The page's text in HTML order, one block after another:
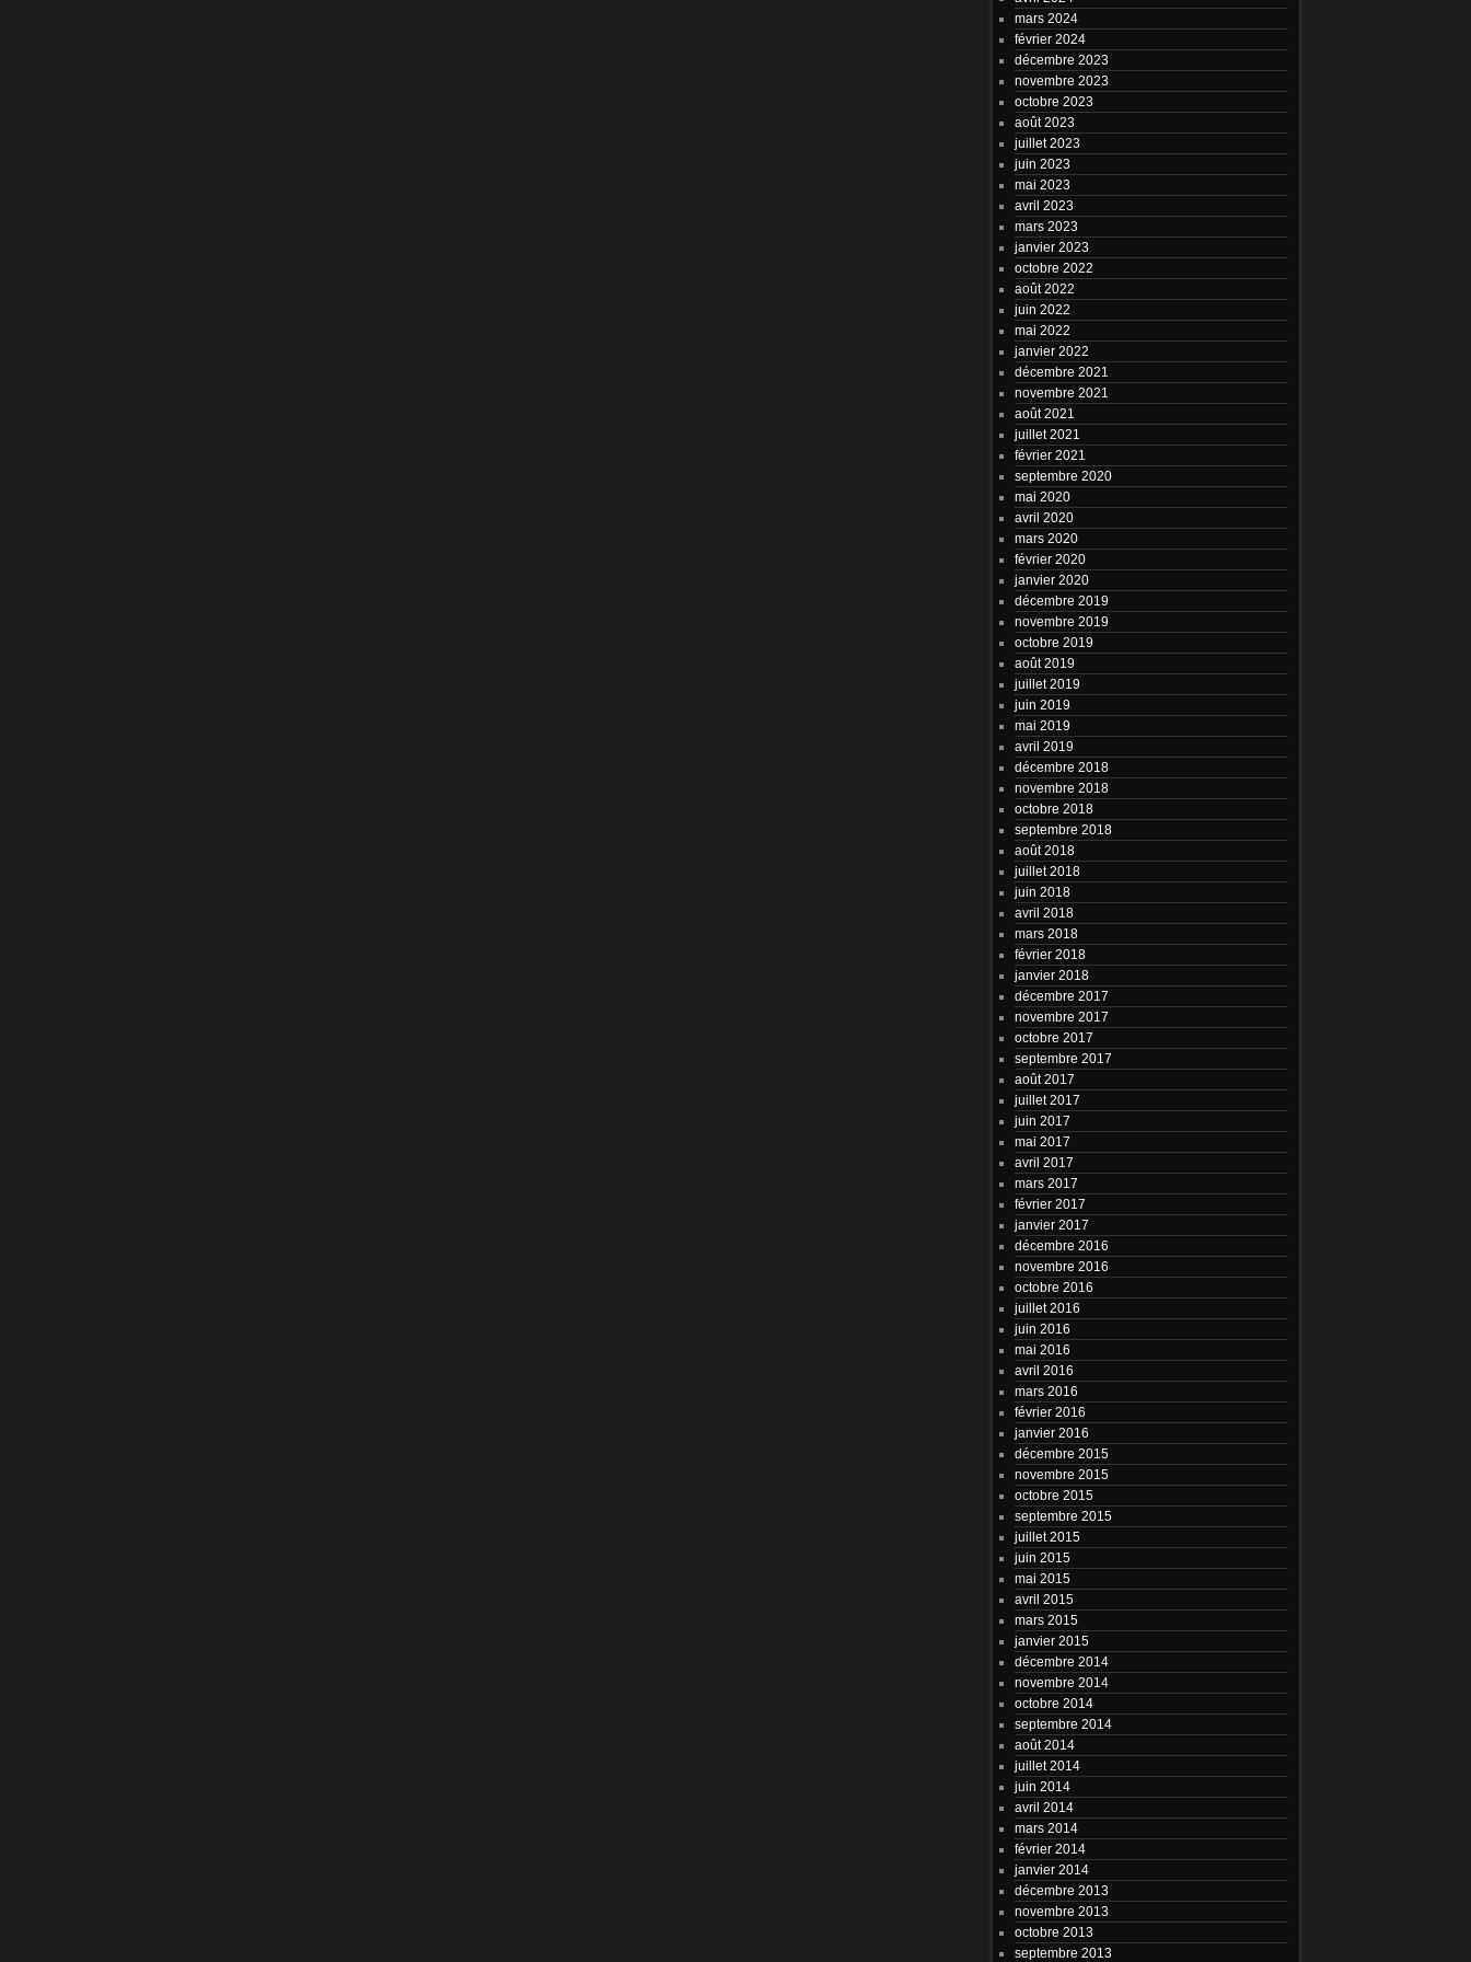
mars 2024
février 2024
décembre 2023
novembre 2023
octobre 2023
août 2023
juillet 2023
juin 2023
mai 2023
avril 2023
mars 2023
janvier 2023
octobre 2022
août 2022
juin 2022
mai 2022
janvier 2022
décembre 2021
novembre 2021
août 2021
juillet 2021
février 2021
septembre 2020
mai 2020
avril 2020
mars 2020
février 2020
janvier 2020
décembre 2019
novembre 2019
octobre 2019
août 2019
juillet 2019
juin 2019
mai 2019
avril 2019
décembre 2018
novembre 2018
octobre 2018
septembre 2018
août 2018
juillet 2018
juin 2018
avril 2018
mars 2018
février 2018
janvier 2018
décembre 2017
novembre 2017
octobre 2017
septembre 2017
août 2017
juillet 2017
juin 2017
mai 2017
avril 2017
mars 2017
février 2017
janvier 2017
décembre 2016
novembre 2016
octobre 2016
juillet 2016
juin 2016
mai 2016
avril 2016
mars 2016
février 2016
janvier 2016
décembre 2015
novembre 2015
octobre 2015
septembre 2015
juillet 2015
juin 2015
mai 2015
avril 2015
mars 2015
janvier 2015
décembre 2014
novembre 2014
octobre 2014
septembre 2014
août 2014
juillet 2014
juin 2014
avril 2014
mars 2014
février 2014
janvier 2014
décembre 2013
novembre 2013
octobre 2013
septembre 2013